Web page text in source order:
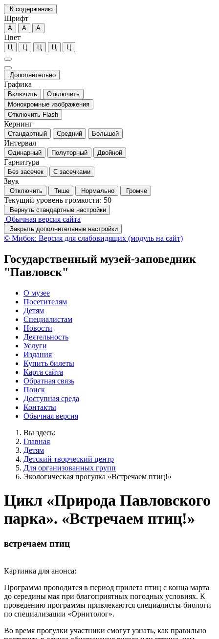
К содержанию
Шрифт
А А А
Цвет
Ц Ц Ц Ц Ц
Дополнительно
Графика
Включить
Отключить
Монохромные изображения
Отключить Flash
Кернинг
Стандартный Средний Большой
Интервал
Одинарный Полуторный Двойной
Гарнитура
Без засечек С засечками
Звук
Отключить Тише Нормально Громче
Текущий уровень громкости: 50
Вернуть стандартные настройки
Обычная версия сайта
Закрыть дополнительные настройки
© Мибок: Версия для слабовидящих (модуль на сайт)
Государственный музей-заповедник
"Павловск"
О музее
Посетителям
Детям
Специалистам
Новости
Деятельность
Услуги
Издания
Купить билеты
Карта сайта
Обратная связь
Поиск
Доступная среда
Контакты
Обычная версия
Вы здесь:
Главная
Детям
Детский творческий центр
Для организованных групп
Экологическая прогулка «Встречаем птиц!»
Цикл «Природа Павловского
парка». «Встречаем птиц!»
встречаем птиц
Картинка для анонса:
Программа проводится в период прилета птиц с конца марта
до середины мая при благоприятных погодных условиях. К
проведению программы привлекаются специалисты-биологи
по специализации «Орнитолог».
Во время прогулки участники смогут узнать, как правильно